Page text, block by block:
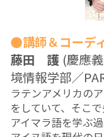
●講師＆コーデ
藤田　護 (慶應
境情報学部／
ラテンアメリカの
をしていて、そこ
アイマラ語を学ぶ
PARC田んぼ
自然栽培2025
沖縄勉強会2024
沖縄ツアー2024
13表現するこ